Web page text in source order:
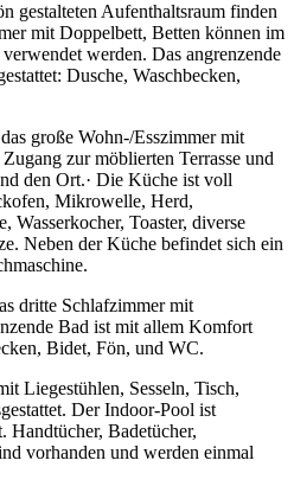
gestalteten Aufenthaltsraum finden
mit Doppelbett, Betten können im
werden. Das angrenzende
Dusche, Waschbecken,
große Wohn-/Esszimmer mit
zur möblierten Terrasse und
den Ort.· Die Küche ist voll
Mikrowelle, Herd,
Wasserkocher, Toaster, diverse
Neben der Küche befindet sich ein
dritte Schlafzimmer mit
Bad ist mit allem Komfort
Bidet, Fön, und WC.
Liegestühlen, Sesseln, Tisch,
Der Indoor-Pool ist
Handtücher, Badetücher,
vorhanden und werden einmal